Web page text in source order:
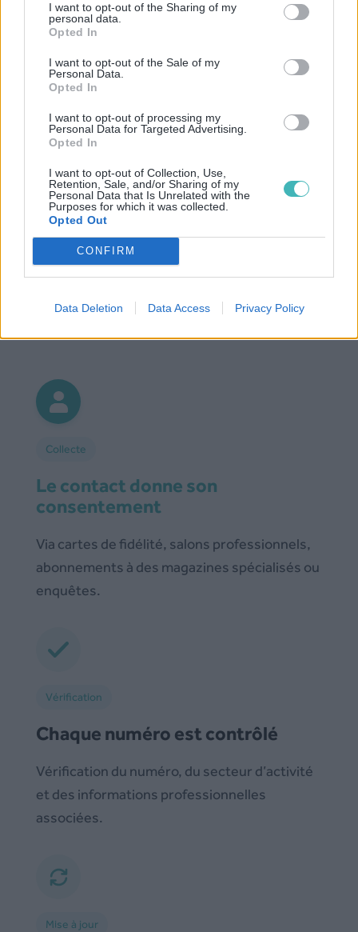
I want to opt-out of the Sharing of my
personal data.
Opted In
I want to opt-out of the Sale of my
Personal Data.
Opted In
I want to opt-out of processing my
Personal Data for Targeted Advertising.
Opted In
I want to opt-out of Collection, Use,
Retention, Sale, and/or Sharing of my
Personal Data that Is Unrelated with the
Purposes for which it was collected.
Opted Out
CONFIRM
Data Deletion Data Access Privacy Policy
Collecte
Le contact donne son
consentement
Via cartes de fidélité, salons professionnels,
abonnements à des magazines spécialisés ou
enquêtes.
Vérification
Chaque numéro est contrôlé
Vérification du numéro, du secteur d’activité
et des informations professionnelles
associées.
Mise à jour